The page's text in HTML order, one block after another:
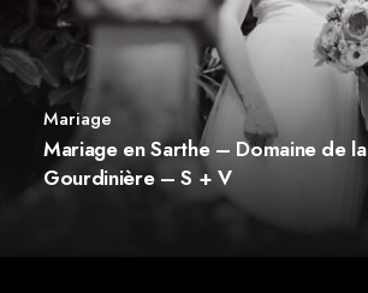
Mariage
Mariage en Sarthe – Domaine de la
Gourdinière – S + V